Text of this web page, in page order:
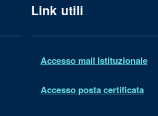
Link utili
Accesso mail Istituzionale
Accesso posta certificata